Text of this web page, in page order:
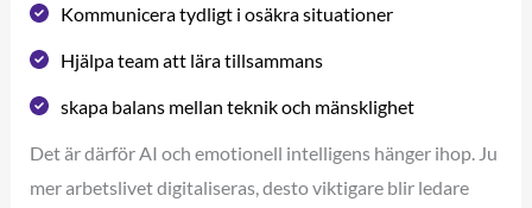
Kommunicera tydligt i osäkra situationer
Hjälpa team att lära tillsammans
skapa balans mellan teknik och mänsklighet
Det är därför AI och emotionell intelligens hänger ihop. Ju
mer arbetslivet digitaliseras, desto viktigare blir ledare